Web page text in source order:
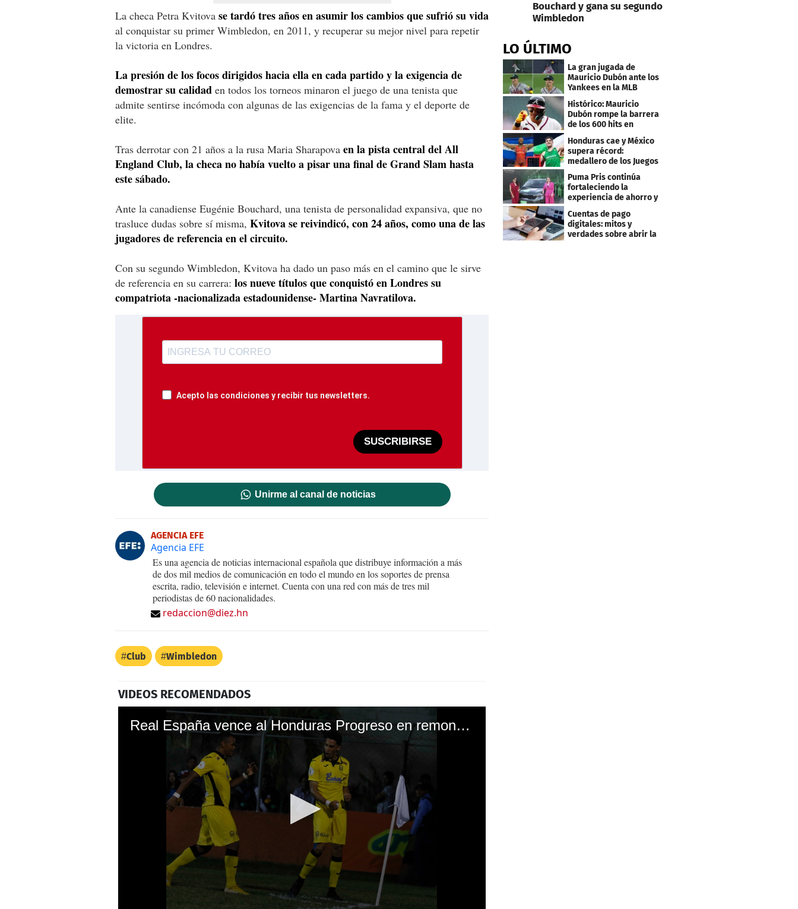
La checa Petra Kvitova se tardó tres años en asumir los cambios que sufrió su vida
al conquistar su primer Wimbledon, en 2011, y recuperar su mejor nivel para repetir
la victoria en Londres.
La presión de los focos dirigidos hacia ella en cada partido y la exigencia de
demostrar su calidad en todos los torneos minaron el juego de una tenista que
admite sentirse incómoda con algunas de las exigencias de la fama y el deporte de
elite.
Tras derrotar con 21 años a la rusa Maria Sharapova en la pista central del All
England Club, la checa no había vuelto a pisar una final de Grand Slam hasta
este sábado.
Ante la canadiense Eugénie Bouchard, una tenista de personalidad expansiva, que no
trasluce dudas sobre sí misma, Kvitova se reivindicó, con 24 años, como una de las
jugadores de referencia en el circuito.
Con su segundo Wimbledon, Kvitova ha dado un paso más en el camino que le sirve
de referencia en su carrera: los nueve títulos que conquistó en Londres su
compatriota -nacionalizada estadounidense- Martina Navratilova.
Acepto las condiciones y recibir tus newsletters.
SUSCRIBIRSE
Unirme al canal de noticias
AGENCIA EFE
Agencia EFE
Es una agencia de noticias internacional española que distribuye información a más
de dos mil medios de comunicación en todo el mundo en los soportes de prensa
escrita, radio, televisión e internet. Cuenta con una red con más de tres mil
periodistas de 60 nacionalidades.
redaccion@diez.hn
Club Wimbledon
VIDEOS RECOMENDADOS
Real España vence al Honduras Progreso en remontada y se pone segundo
Bouchard y gana su segundo
Wimbledon
LO ÚLTIMO
La gran jugada de
Mauricio Dubón ante los
Yankees en la MLB
Histórico: Mauricio
Dubón rompe la barrera
de los 600 hits en
Honduras cae y México
supera récord:
medallero de los Juegos
Centroamericanos
Puma Pris continúa
fortaleciendo la
experiencia de ahorro y
clientes
Cuentas de pago
digitales: mitos y
verdades sobre abrir la